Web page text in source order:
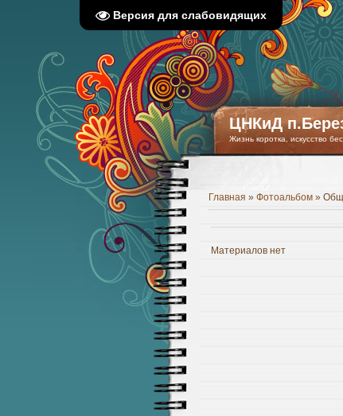
Версия для слабовидящих
ЦНКиД
Жизнь коротка, искусство
Главная » Фотоальбом »
Материалов нет